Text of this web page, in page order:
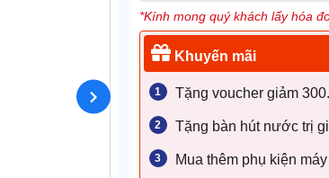
*Kính mong quý khách lấy hóa
Khuyến mãi
Tặng voucher giảm
Tặng bàn hút nước trị
Mua thêm phụ kiện